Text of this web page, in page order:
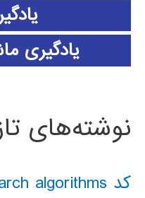
یادگیری
نوشته‌های
کد classical AI search algorithms